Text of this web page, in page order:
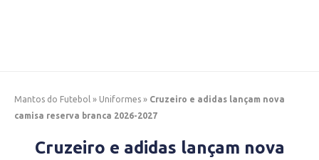
Mantos do Futebol » Uniformes » Cruzeiro e adidas lançam nova
camisa reserva branca 2026-2027
Cruzeiro e adidas lançam nova